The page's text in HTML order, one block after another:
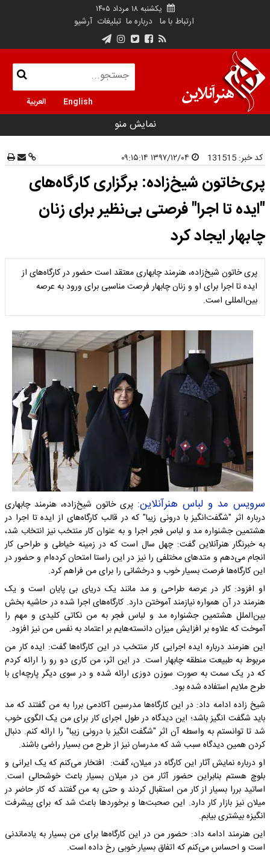
یکشنبه ۱۸ مرداد ۱۴۰۵
ارتباط با ما درباره ما تبلیغات آرشیو
English العربية
نمایش منو
کد خبر: 131515
پری‌خاتون شیخ‌زاده: برگزاری کارگاه‌های
"ایده تا اجرا" فرصتی بی‌نظیر برای زنان
چابهار ایجاد کرد
پری خاتون شیخ‌زاده، هنرمند چابهاری معتقد است حضور در کارگاه‌های از
ایده تا اجرا برای او و زنان چابهار فرصت مناسبی برای ورود به عرصه
بین‌المللی است.
سرویس مد و لباس هنرآنلاین: پری خاتون شیخ‌زاده، هنرمند چابهاری
درباره اثر "شگفت‌انگیز با درونی زیبا" که در قالب کارگاه‌های از ایده تا اجرا در
هشتمین جشنواره مد و لباس فجر اجرا و به عنوان کار منتخب نیز انتخاب شد،
به خبرنگار هنرآنلاین گفت: چهل سال است که در زمینه خیاطی و طراحی کار
انجام می‌دهم و متدهای مختلفی را نیز در این راستا امتحان کرده‌ام و حضور در
این کارگاه‌ها فرصت بسیار خوب و درخشانی را برای من فراهم کرد.
او افزود: کار در عرصه طراحی و مد مانند یک دریای بی پایان است و یک
هنرمند در آن همواره نیازمند آموختن دارد. کارگاه‌های اجرا شده در حاشیه بخش
بین‌الملل هشتمین جشنواره مد و لباس فجر به من نکاتی کلیدی و مهم را
آموخت که علاوه بر افزایش میزان دانسته‌هایم بر اعتماد به نفس من نیز افزود.
این هنرمند درباره ایده اجرایی کار منتخب در این کارگاه‌ها گفت: ایده کار من
مربوط به طبیعت منطقه چابهار است. در این اثر، من کاری دو رو را ارائه کردم
که در یک سمت به صورت سوزن دوزی ارائه شده و در سوی دیگر پارچه‌ای با
طرح ملایم استفاده شده بود.
شیخ زاده ادامه داد: در این کارگاه‌ها مدرسین آکادمی بررا به من گفتند که مد
باید شگفت انگیز باشد؛ این دیدگاه در طول اجرای کار برای من یک الگوی خوب
شد تا توانستم به واسطه آن اثر "شگفت انگیز با درونی زیبا" را ارائه کنم. دنبال
کردن همین دیدگاه سبب شد که مدرسان نیز از طرح من بسیار راضی باشند.
او درباره نمایش آثار این کارگاه در میلان، گفت: افتخار می‌کنم که یک ایرانی و
بلوچ هستم بنابراین حضور آثار من در میلان بسیار باعث خوشحالی است.
اساتید بررا بسیار از کار من استقبال کردند و حتی به من گفتند که کار حاضر در
میلان نیز بازار کار دارد. این صحبت‌ها و برخوردها باعث شد که برای پیشرفت
انگیزه بیشتری بیابم.
این هنرمند ادامه داد: حضور من در این کارگاه‌ها برای من بسیار به یادماندنی
است و احساس می‌کنم که اتفاق بسیار خوبی رخ داده است.